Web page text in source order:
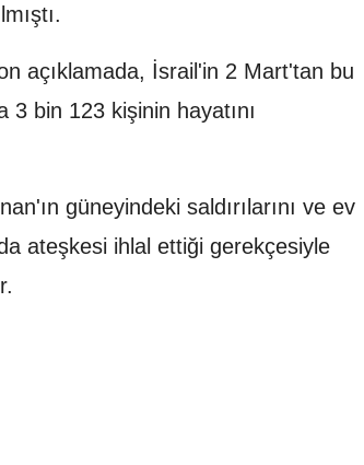
açıklamada, İsrail'in 2 Mart'tan bu
3 bin 123 kişinin hayatını
güneyindeki saldırılarını ve ev
ateşkesi ihlal ettiği gerekçesiyle